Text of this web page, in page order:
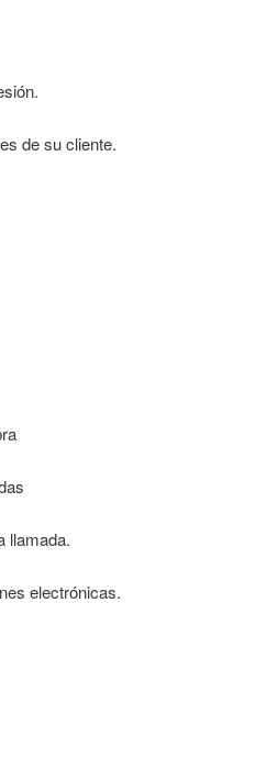
de su cliente.
llamada.
electrónicas.